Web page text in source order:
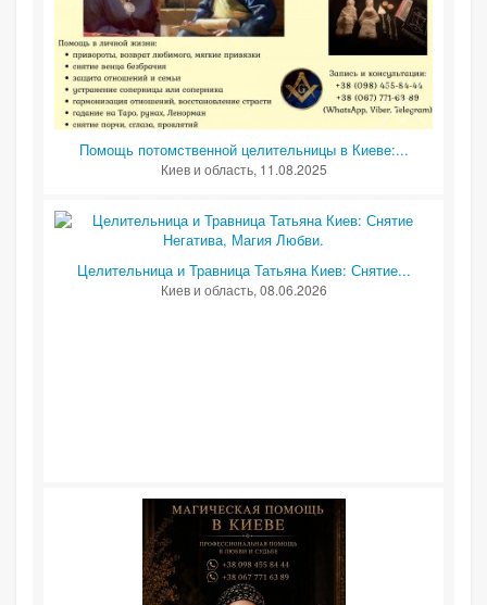
Помощь потомственной целительницы в Киеве:...
Киев и область, 11.08.2025
Целительница и Травница Татьяна Киев: Снятие...
Киев и область, 08.06.2026